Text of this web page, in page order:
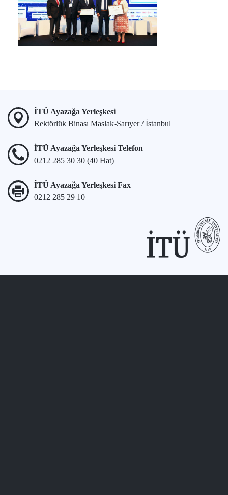
İTÜ Ayazağa Yerleşkesi
Rektörlük Binası Maslak-Sarıyer / İstanbul
İTÜ Ayazağa Yerleşkesi Telefon
0212 285 30 30 (40 Hat)
İTÜ Ayazağa Yerleşkesi Fax
0212 285 29 10